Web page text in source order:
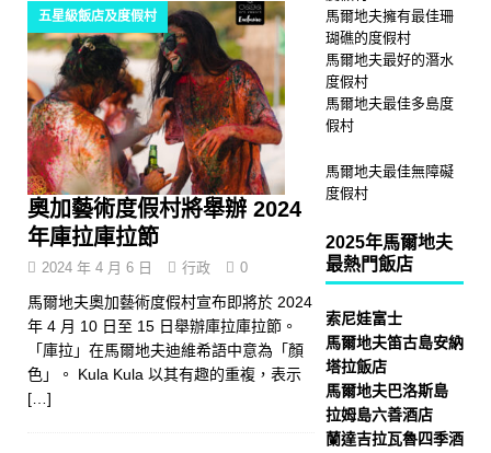
五星級飯店及度假村
奧加藝術度假村將舉辦 2024
年庫拉庫拉節
2024 年 4 月 6 日 行政 0
馬爾地夫奧加藝術度假村宣布即將於 2024
年 4 月 10 日至 15 日舉辦庫拉庫拉節。
「庫拉」在馬爾地夫迪維希語中意為「顏
色」。 Kula Kula 以其有趣的重複，表示
[…]
馬爾地夫擁有最佳珊
瑚礁的度假村
馬爾地夫最好的潛水
度假村
馬爾地夫最佳多島度
假村
馬爾地夫最佳無障礙
度假村
2025年馬爾地夫
最熱門飯店
索尼娃富士
馬爾地夫笛古島安納
塔拉飯店
馬爾地夫巴洛斯島
拉姆島六善酒店
蘭達吉拉瓦魯四季酒